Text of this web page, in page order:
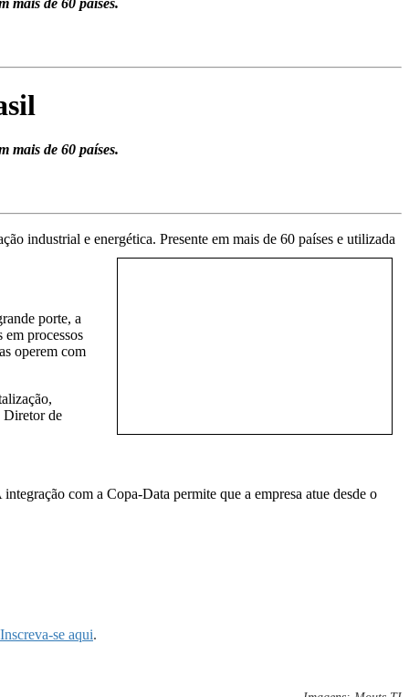
mais de 60 países.
industrial e energética. Presente em mais de 60 países e utilizada
porte, a
processos
operem com
Diretor de
integração com a Copa-Data permite que a empresa atue desde o
Inscreva-se aqui.